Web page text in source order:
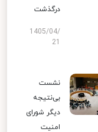
درگذشت
1405/04/
نشست
بی‌نتیجه
دیگر شورای
امنیت